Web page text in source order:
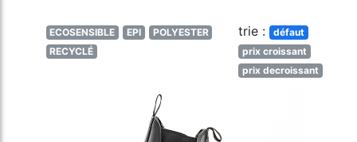
ECOSENSIBLE EPI
POLYESTER
RECYCLÉ
trie : défaut
prix croissant
prix decroissant